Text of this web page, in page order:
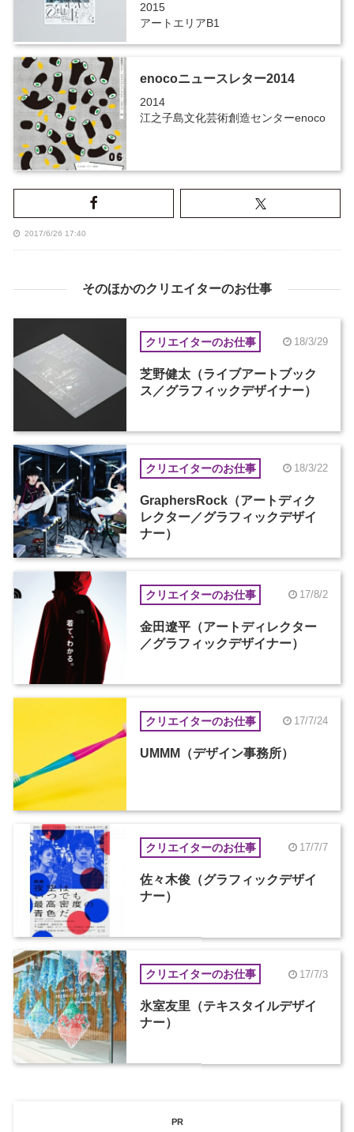
2015
アートエリアB1
enocoニュースレター2014
2014
江之子島文化芸術創造センターenoco
2017/6/26 17:40
そのほかのクリエイターのお仕事
クリエイターのお仕事 18/3/29
芝野健太（ライブアートブック
ス／グラフィックデザイナー）
クリエイターのお仕事 18/3/22
GraphersRock（アートディク
レクター／グラフィックデザイ
ナー）
クリエイターのお仕事 17/8/2
金田遼平（アートディレクター
／グラフィックデザイナー）
クリエイターのお仕事 17/7/24
UMMM（デザイン事務所）
クリエイターのお仕事 17/7/7
佐々木俊（グラフィックデザイ
ナー）
クリエイターのお仕事 17/7/3
氷室友里（テキスタイルデザイ
ナー）
PR